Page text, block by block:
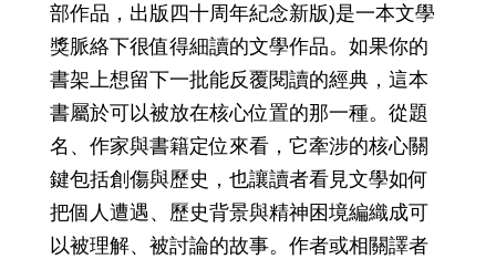
部作品，出版四十周年紀念新版)是一本文學
獎脈絡下很值得細讀的文學作品。如果你的
書架上想留下一批能反覆閱讀的經典，這本
書屬於可以被放在核心位置的那一種。從題
名、作家與書籍定位來看，它牽涉的核心關
鍵包括創傷與歷史，也讓讀者看見文學如何
把個人遭遇、歷史背景與精神困境編織成可
以被理解、被討論的故事。作者或相關譯者